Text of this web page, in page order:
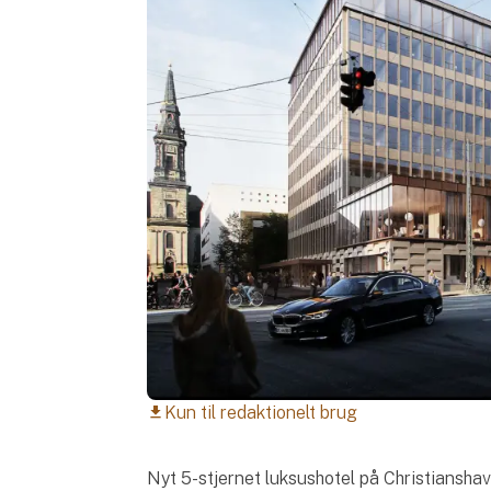
download Kun til redaktionelt brug
Nyt 5-stjernet luksushotel på